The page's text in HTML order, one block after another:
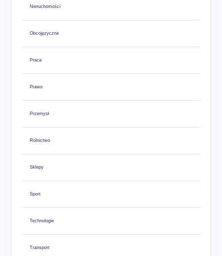
Nieruchomości
Obcojęzyczne
Praca
Prawo
Przemysł
Rolnictwo
Sklepy
Sport
Technologie
Transport